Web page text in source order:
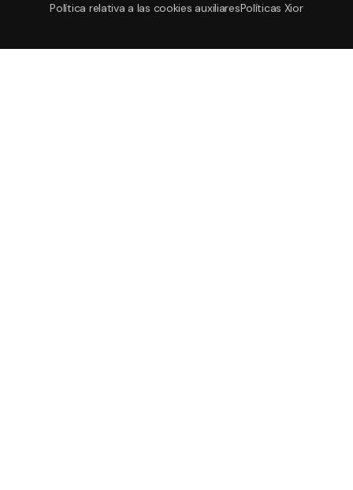
Política relativa a las cookies auxiliaresPolíticas Xior